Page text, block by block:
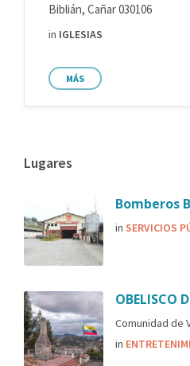
Biblián, Cañar 030106
in IGLESIAS
MÁS
Lugares
Bomberos
in SERVICIOS
OBELISCO
Comunidad de
in